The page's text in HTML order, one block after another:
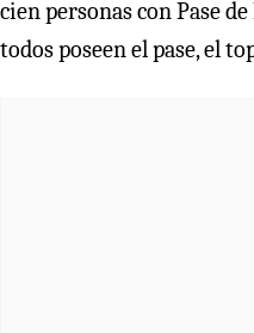
cien personas con Pase
todos poseen el pase, el